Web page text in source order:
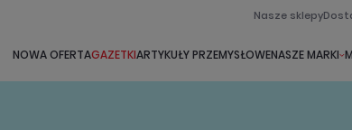
Nasze sklepy
NOWA OFERTAGAZETKIARTYKUŁY PRZEMYSŁOWENASZE MARKI